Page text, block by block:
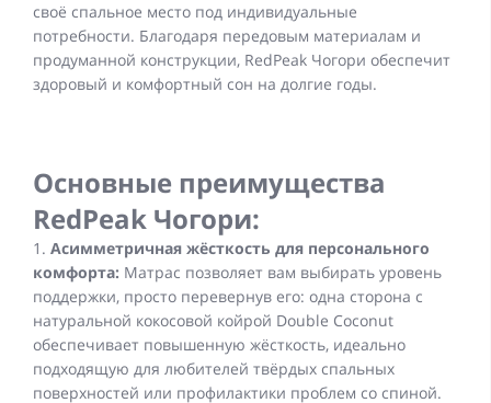
своё спальное место под индивидуальные
потребности. Благодаря передовым материалам и
продуманной конструкции, RedPeak Чогори обеспечит
здоровый и комфортный сон на долгие годы.
Основные преимущества
RedPeak Чогори:
1. Асимметричная жёсткость для персонального
комфорта: Матрас позволяет вам выбирать уровень
поддержки, просто перевернув его: одна сторона с
натуральной кокосовой койрой Double Coconut
обеспечивает повышенную жёсткость, идеально
подходящую для любителей твёрдых спальных
поверхностей или профилактики проблем со спиной.